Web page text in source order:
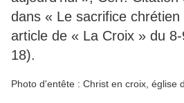
dans « Le sacrifice
article de « La Croix » du
18).
Photo d'entête : Christ en croix, église